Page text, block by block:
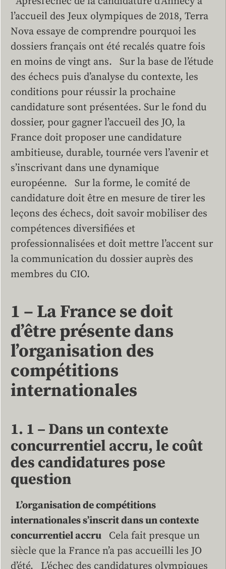
l’accueil des Jeux olympiques de 2018, Terra
Nova essaye de comprendre pourquoi les
dossiers français ont été recalés quatre fois
en moins de vingt ans. Sur la base de l’étude
des échecs puis d’analyse du contexte, les
conditions pour réussir la prochaine
candidature sont présentées. Sur le fond du
dossier, pour gagner l’accueil des JO, la
France doit proposer une candidature
ambitieuse, durable, tournée vers l’avenir et
s’inscrivant dans une dynamique
européenne. Sur la forme, le comité de
candidature doit être en mesure de tirer les
leçons des échecs, doit savoir mobiliser des
compétences diversifiées et
professionnalisées et doit mettre l’accent sur
la communication du dossier auprès des
membres du CIO.
1 – La France se doit
d’être présente dans
l’organisation des
compétitions
internationales
1. 1 – Dans un contexte
concurrentiel accru, le coût
des candidatures pose
question
L’organisation de compétitions
internationales s’inscrit dans un contexte
concurrentiel accru Cela fait presque un
siècle que la France n’a pas accueilli les JO
d’été. L’échec des candidatures olympiques